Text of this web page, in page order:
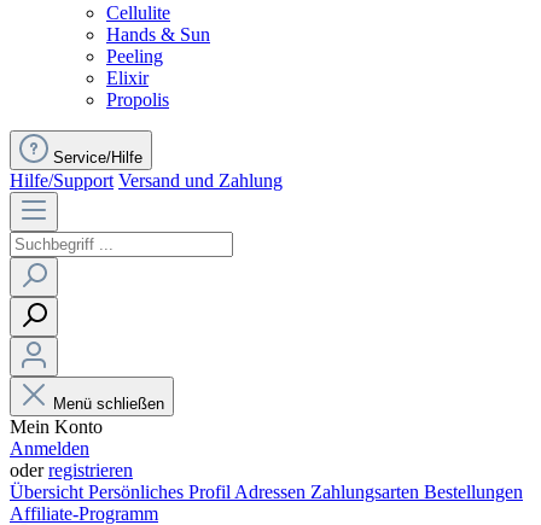
Cellulite
Hands & Sun
Peeling
Elixir
Propolis
Service/Hilfe
Hilfe/Support Versand und Zahlung
Menü schließen
Mein Konto
Anmelden
oderregistrieren
Übersicht Persönliches Profil Adressen Zahlungsarten Bestellungen
Affiliate-Programm